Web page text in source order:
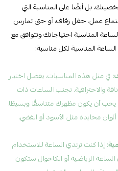
بل أيضًا على المناسبة التي
عمل، حفل زفاف، أو حتى تمارس
المناسبة احتياجاتك وتتوافق مع
المناسبة لكل مناسبة:
: في مثل هذه المناسبات، يفضل اختيار
والاحترافية. تجنب الساعات ذات
يجب أن يكون مظهرك متناسقًا وبسيطًا.
محايدة مثل الأسود أو الفضي.
: إذا كنت ترتدي الساعة للاستخدام
الرياضية أو الكاجوال ستكون